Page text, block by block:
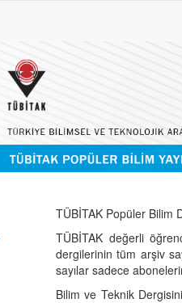
TÜBİTAK Popüler Bilim
TÜBİTAK değerli
dergilerinin tüm arşiv
sayılar sadece
Bilim ve Teknik